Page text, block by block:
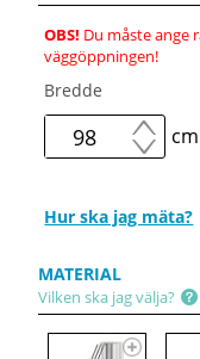
OBS! Du måste ange
väggöppningen!
Bredde
cm
Hur ska jag mäta?
MATERIAL
Vilken ska jag välja?